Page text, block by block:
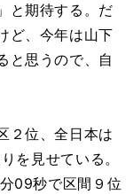
と期待する。だ
ど、今年は山下
と思うので、自
２位、全日本は
を見せている。
09秒で区間９位